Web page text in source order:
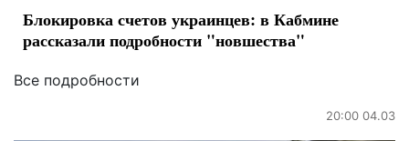
Блокировка счетов украинцев: в Кабмине
рассказали подробности "новшества"
Все подробности
20:00 04.03